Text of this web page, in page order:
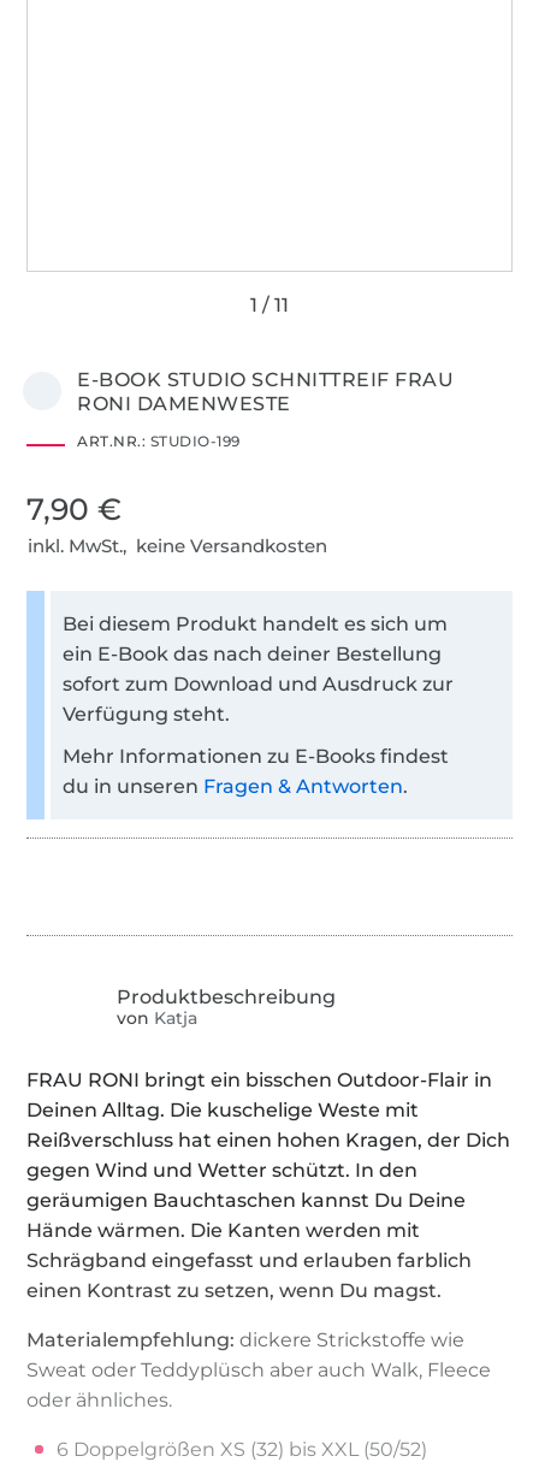
E-BOOK STUDIO SCHNITTREIF FRAU
RONI DAMENWESTE
ART.NR.: STUDIO-199
7,90 €
inkl. MwSt., keine Versandkosten
Bei diesem Produkt handelt es sich um
ein E-Book das nach deiner Bestellung
sofort zum Download und Ausdruck zur
Verfügung steht.
Mehr Informationen zu E-Books findest
du in unseren Fragen & Antworten.
von Katja
FRAU RONI bringt ein bisschen Outdoor-Flair in
Deinen Alltag. Die kuschelige Weste mit
Reißverschluss hat einen hohen Kragen, der Dich
gegen Wind und Wetter schützt. In den
geräumigen Bauchtaschen kannst Du Deine
Hände wärmen. Die Kanten werden mit
Schrägband eingefasst und erlauben farblich
einen Kontrast zu setzen, wenn Du magst.
Materialempfehlung: dickere Strickstoffe wie
Sweat oder Teddyplüsch aber auch Walk, Fleece
oder ähnliches.
6 Doppelgrößen XS (32) bis XXL (50/52)